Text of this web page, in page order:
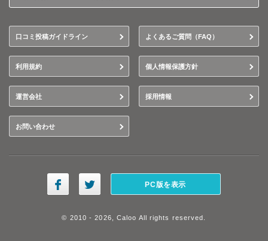
口コミ投稿ガイドライン よくあるご質問（FAQ）
利用規約 個人情報保護方針
運営会社 採用情報
お問い合わせ
PC版を表示
© 2010 - 2026, Caloo All rights reserved.